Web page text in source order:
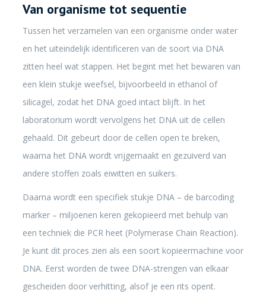
Van organisme tot sequentie
Tussen het verzamelen van een organisme onder water
en het uiteindelijk identificeren van de soort via DNA
zitten heel wat stappen. Het begint met het bewaren van
een klein stukje weefsel, bijvoorbeeld in ethanol of
silicagel, zodat het DNA goed intact blijft. In het
laboratorium wordt vervolgens het DNA uit de cellen
gehaald. Dit gebeurt door de cellen open te breken,
waarna het DNA wordt vrijgemaakt en gezuiverd van
andere stoffen zoals eiwitten en suikers.
Daarna wordt een specifiek stukje DNA – de barcoding
marker – miljoenen keren gekopieerd met behulp van
een techniek die PCR heet (Polymerase Chain Reaction).
Je kunt dit proces zien als een soort kopieermachine voor
DNA. Eerst worden de twee DNA-strengen van elkaar
gescheiden door verhitting, alsof je een rits opent.